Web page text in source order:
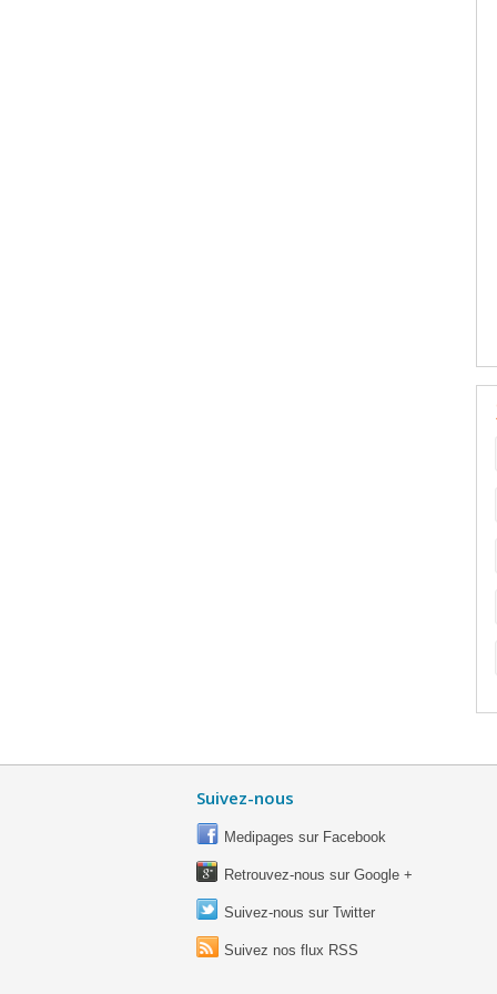
Suivez-nous
Medipages sur Facebook
Retrouvez-nous sur Google +
Suivez-nous sur Twitter
Suivez nos flux RSS